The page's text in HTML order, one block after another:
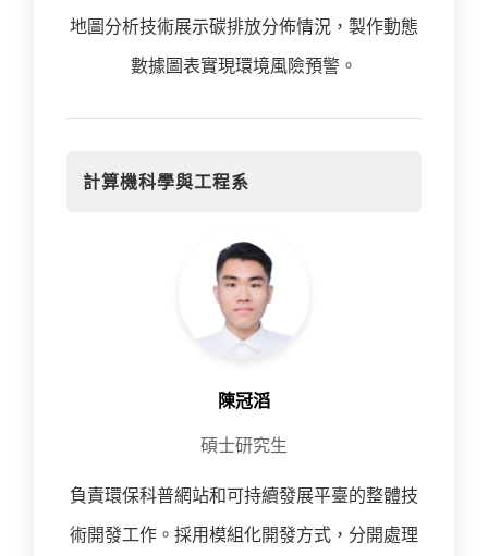
地圖分析技術展示碳排放分佈情況，製作動態
數據圖表實現環境風險預警。
計算機科學與工程系
陳冠滔
碩士研究生
負責環保科普網站和可持續發展平臺的整體技
術開發工作。採用模組化開發方式，分開處理